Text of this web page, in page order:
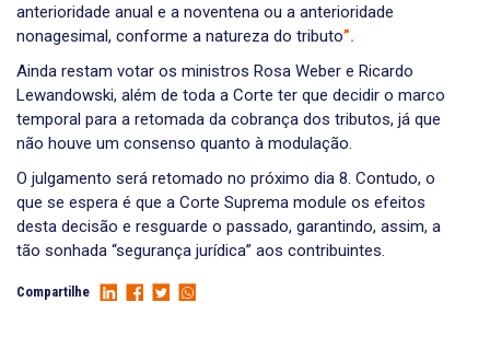
anterioridade anual e a noventena ou a anterioridade
nonagesimal, conforme a natureza do tributo”.
Ainda restam votar os ministros Rosa Weber e Ricardo
Lewandowski, além de toda a Corte ter que decidir o marco
temporal para a retomada da cobrança dos tributos, já que
não houve um consenso quanto à modulação.
O julgamento será retomado no próximo dia 8. Contudo, o
que se espera é que a Corte Suprema module os efeitos
desta decisão e resguarde o passado, garantindo, assim, a
tão sonhada “segurança jurídica” aos contribuintes.
Compartilhe